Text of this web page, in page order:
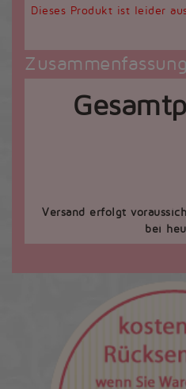
Dieses Produkt ist leider
Zusammenfassung
Versand erfolgt
bei